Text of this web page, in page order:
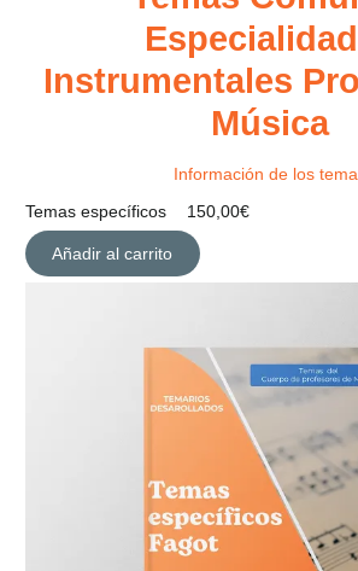
Instrumentales
Música
Información de los
Temas específicos
150,00€
Añadir al carrito